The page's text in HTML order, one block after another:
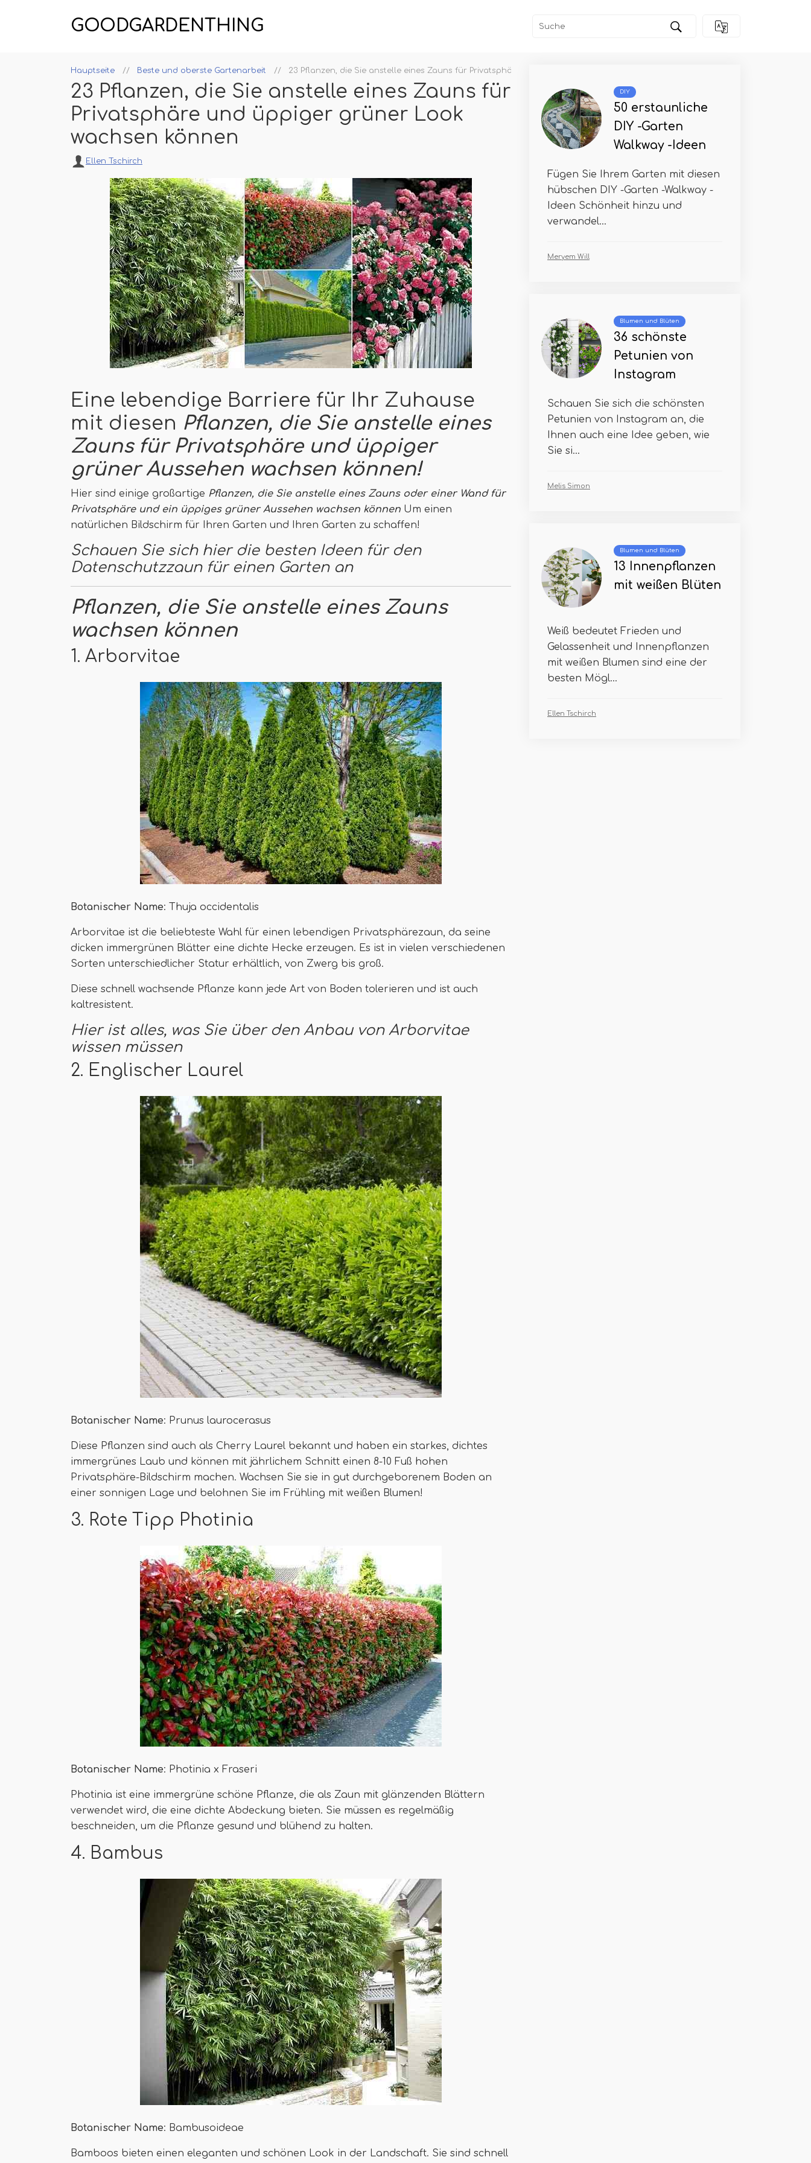
GOODGARDENTHING
Hauptseite Beste und oberste Gartenarbeit 23 Pflanzen, die Sie anstelle eines Zauns für Privatsphäre und üppiger grüner Look wachsen können
23 Pflanzen, die Sie anstelle eines Zauns für
Privatsphäre und üppiger grüner Look
wachsen können
Ellen Tschirch
Eine lebendige Barriere für Ihr Zuhause
mit diesen Pflanzen, die Sie anstelle eines
Zauns für Privatsphäre und üppiger
grüner Aussehen wachsen können!
Hier sind einige großartige Pflanzen, die Sie anstelle eines Zauns oder einer Wand für
Privatsphäre und ein üppiges grüner Aussehen wachsen können Um einen
natürlichen Bildschirm für Ihren Garten und Ihren Garten zu schaffen!
Schauen Sie sich hier die besten Ideen für den
Datenschutzzaun für einen Garten an
Pflanzen, die Sie anstelle eines Zauns
wachsen können
1. Arborvitae
Botanischer Name: Thuja occidentalis
Arborvitae ist die beliebteste Wahl für einen lebendigen Privatsphärezaun, da seine
dicken immergrünen Blätter eine dichte Hecke erzeugen. Es ist in vielen verschiedenen
Sorten unterschiedlicher Statur erhältlich, von Zwerg bis groß.
Diese schnell wachsende Pflanze kann jede Art von Boden tolerieren und ist auch
kaltresistent.
Hier ist alles, was Sie über den Anbau von Arborvitae
wissen müssen
2. Englischer Laurel
Botanischer Name: Prunus laurocerasus
Diese Pflanzen sind auch als Cherry Laurel bekannt und haben ein starkes, dichtes
immergrünes Laub und können mit jährlichem Schnitt einen 8-10 Fuß hohen
Privatsphäre-Bildschirm machen. Wachsen Sie sie in gut durchgeborenem Boden an
einer sonnigen Lage und belohnen Sie im Frühling mit weißen Blumen!
3. Rote Tipp Photinia
Botanischer Name: Photinia x Fraseri
Photinia ist eine immergrüne schöne Pflanze, die als Zaun mit glänzenden Blättern
verwendet wird, die eine dichte Abdeckung bieten. Sie müssen es regelmäßig
beschneiden, um die Pflanze gesund und blühend zu halten.
4. Bambus
Botanischer Name: Bambusoideae
Bamboos bieten einen eleganten und schönen Look in der Landschaft. Sie sind schnell
DIY
50 erstaunliche
DIY -Garten
Walkway -Ideen
Fügen Sie Ihrem Garten mit diesen
hübschen DIY -Garten -Walkway -
Ideen Schönheit hinzu und
verwandel...
Meryem Will
Blumen und Blüten
36 schönste
Petunien von
Instagram
Schauen Sie sich die schönsten
Petunien von Instagram an, die
Ihnen auch eine Idee geben, wie
Sie si...
Melis Simon
Blumen und Blüten
13 Innenpflanzen
mit weißen Blüten
Weiß bedeutet Frieden und
Gelassenheit und Innenpflanzen
mit weißen Blumen sind eine der
besten Mögl...
Ellen Tschirch